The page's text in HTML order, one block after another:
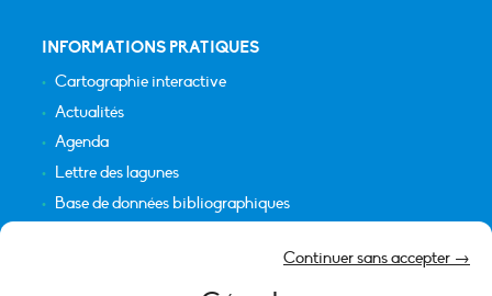
Continuer sans accepter →
INFORMATIONS PRATIQUES
Cartographie interactive
Actualités
Agenda
Lettre des lagunes
Base de données bibliographiques